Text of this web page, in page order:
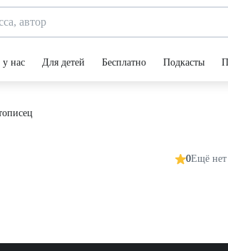
у нас Для детей Бесплатно Подкасты
0Ещё нет